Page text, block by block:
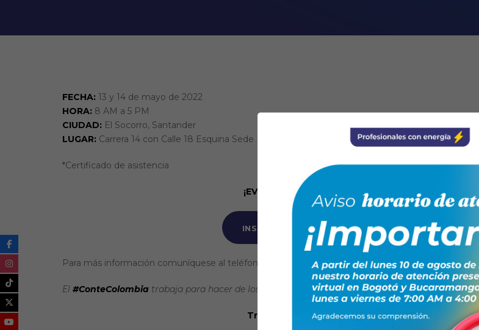
FECHA: 13 y 14 de mayo de 2022
HORA: 8 AM a 5 PM
CIUDAD: El Socorro, Santander
LUGAR: Carrera 14 con Calle 18 Esquina Sede B Colegio Oficial Avelina Moreno
*Certificado de asistencia
¡EVENTO GRATUITO!
INSCRIPCIÓN AQUÍ
Para más información comuníquese al teléfono 6076424260 ó al celular 3106194148
El #ConteColombia trabaja para hacer de los #TécnicosElectricistas una profesión de calidad.
Trabajando juntos: